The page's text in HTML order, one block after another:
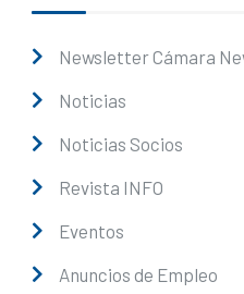
Newsletter Cámara
Noticias
Noticias Socios
Revista INFO
Eventos
Anuncios de Empleo